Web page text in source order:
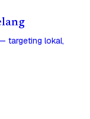
targeting lokal,